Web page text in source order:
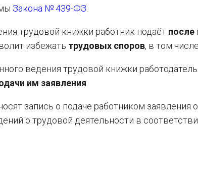
Закона № 439-ФЗ
трудовой книжки работник подаёт после
избежать трудовых споров, в том
ведения трудовой книжки
им заявления
запись о подаче работником заявления
о трудовой деятельности в